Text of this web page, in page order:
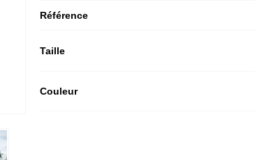
Référence
Taille
Couleur